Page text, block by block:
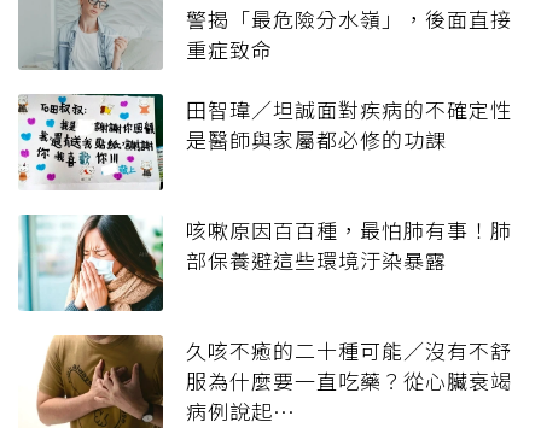
警揭「最危險分水嶺」，後面直接
重症致命
田智瑋／坦誠面對疾病的不確定性
是醫師與家屬都必修的功課
咳嗽原因百百種，最怕肺有事！肺
部保養避這些環境汙染暴露
久咳不癒的二十種可能／沒有不舒
服為什麼要一直吃藥？從心臟衰竭
病例說起…